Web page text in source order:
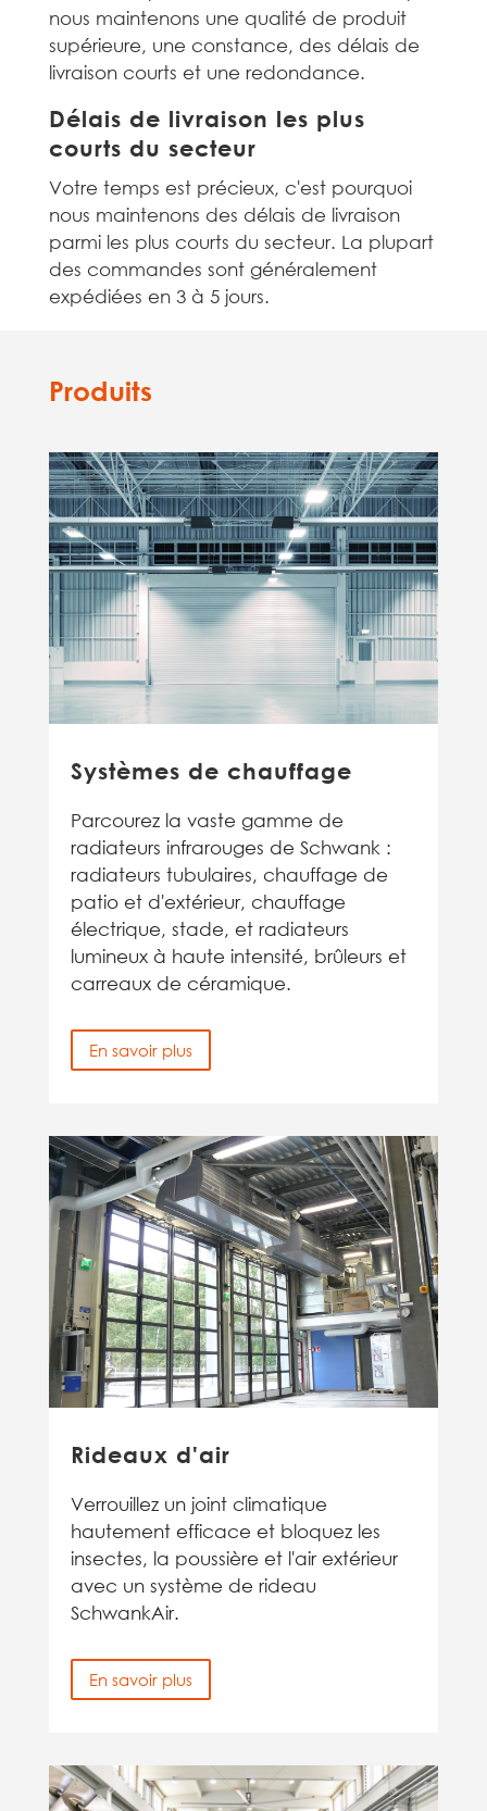
nous maintenons une qualité de produit
supérieure, une constance, des délais de
livraison courts et une redondance.
Délais de livraison les plus
courts du secteur
Votre temps est précieux, c'est pourquoi
nous maintenons des délais de livraison
parmi les plus courts du secteur. La plupart
des commandes sont généralement
expédiées en 3 à 5 jours.
Produits
Systèmes de chauffage
Parcourez la vaste gamme de
radiateurs infrarouges de Schwank :
radiateurs tubulaires, chauffage de
patio et d'extérieur, chauffage
électrique, stade, et radiateurs
lumineux à haute intensité, brûleurs et
carreaux de céramique.
En savoir plus
Rideaux d'air
Verrouillez un joint climatique
hautement efficace et bloquez les
insectes, la poussière et l'air extérieur
avec un système de rideau
SchwankAir.
En savoir plus